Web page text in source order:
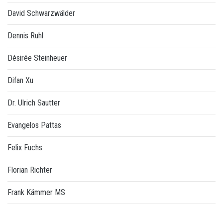
David Schwarzwälder
Dennis Ruhl
Désirée Steinheuer
Difan Xu
Dr. Ulrich Sautter
Evangelos Pattas
Felix Fuchs
Florian Richter
Frank Kämmer MS